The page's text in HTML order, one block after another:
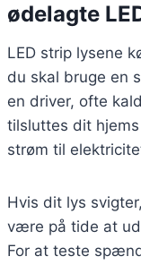
ødelagte
LED strip lysene
du skal bruge en
en driver, ofte
tilsluttes dit
strøm til
Hvis dit lys
være på tide at
For at teste